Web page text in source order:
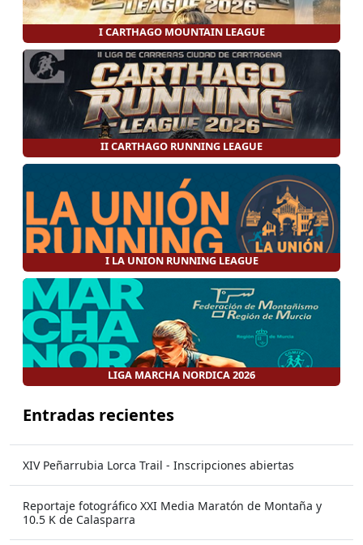
I CARTHAGO MOUNTAIN LEAGUE
II CARTHAGO RUNNING LEAGUE
I LA UNION RUNNING LEAGUE
LIGA MARCHA NORDICA 2026
Entradas recientes
XIV Peñarrubia Lorca Trail - Inscripciones abiertas
Reportaje fotográfico XXI Media Maratón de Montaña y
10.5 K de Calasparra